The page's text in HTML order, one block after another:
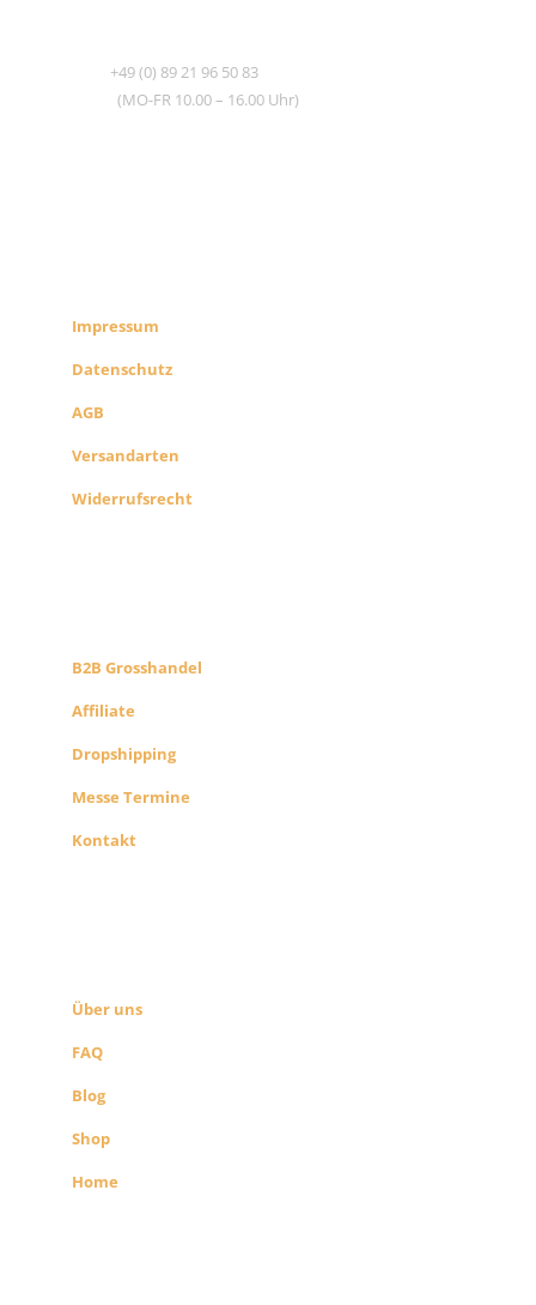
+49 (0) 89 21 96 50 83
(MO-FR 10.00 – 16.00 Uhr)
Impressum
Datenschutz
AGB
Versandarten
Widerrufsrecht
B2B Grosshandel
Affiliate
Dropshipping
Messe Termine
Kontakt
Über uns
FAQ
Blog
Shop
Home